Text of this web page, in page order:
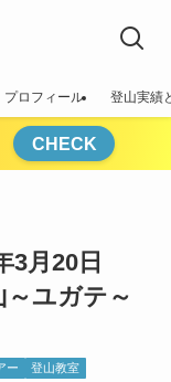
プロフィール 登山実績
CHECK
3月20日
ユガテ～
ー 登山教室